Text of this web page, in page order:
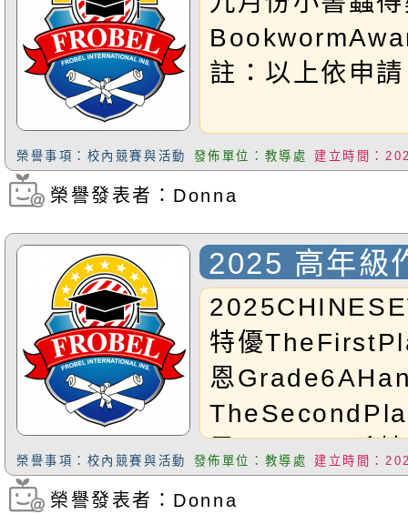
註：以上依申
榮譽事項：校內競賽與活動 發佈單位：教導處 建立時間：
瀏覽次數：187
榮譽發表者：Donna
2025 高年級
特優
恩
予、Brylee孫
妍、Cindy蒲語
榮譽事項：校內競賽與活動 發佈單位：教導處 建立時間：
瀏覽次數：344
榮譽發表者：Donna